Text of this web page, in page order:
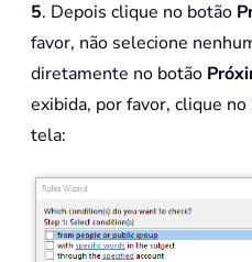
5. Depois clique no botão
favor, não selecione
diretamente no botão
exibida, por favor, clique no
tela: